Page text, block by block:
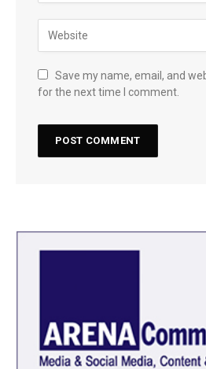
Save my name, email, and
for the next time I comment.